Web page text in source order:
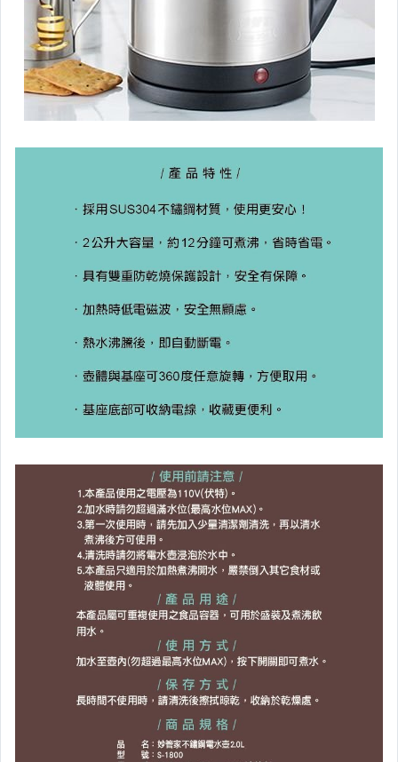
手錶與飾品配件
女包精品與女鞋
家電與影音視聽
美食與地方特產